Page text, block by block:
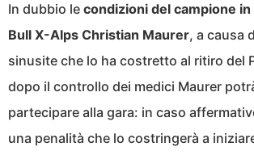
In dubbio le condizioni del campione in
Bull X-Alps Christian Maurer, a causa
sinusite che lo ha costretto al ritiro del
dopo il controllo dei medici Maurer
partecipare alla gara: in caso
una penalità che lo costringerà a